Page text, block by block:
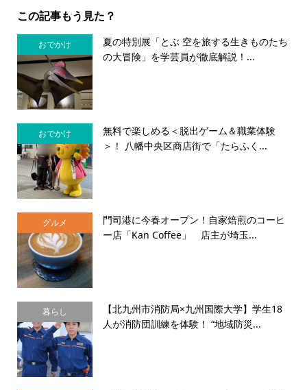
この記事もう見た？
おでかけ
夏の特別展「とぶ 空を旅する生きものたち
の大冒険」を学芸員が徹底解説！...
おでかけ
無料で楽しめる＜脱出ゲーム＆職業体験
＞！ 八幡中央区商店街で「たらふく...
グルメ
門司港に今春オープン！自家焙煎のコーヒ
ー店「Kan Coffee」 店主が埼玉...
暮らし
【北九州市消防局×九州国際大学】学生18
人が消防団訓練を体験！ “地域防災...